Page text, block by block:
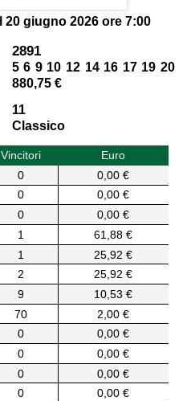
20 giugno 2026 ore 7:00
2891
5 6 9 10 12 14 16 17 19 20
880,75 €
11
Classico
Vincitori
Euro
0
0,00 €
0
0,00 €
0
0,00 €
1
61,88 €
1
25,92 €
2
25,92 €
9
10,53 €
70
2,00 €
0
0,00 €
0
0,00 €
0
0,00 €
0
0,00 €